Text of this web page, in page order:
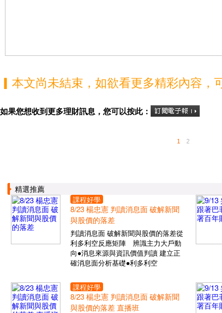
▎本文尚未結束，如欲看更多精彩內容，
如果您想收到更多理財訊息，您可以按此：
1 2
精選推薦
課程好學
8/23 楊忠憲 判讀消息面 破解新聞
與股價的落差
判讀消息面 破解新聞與股價的落差從
利多利空反應矩陣 辨識主力大戶動
向●消息來源與資訊價值判讀 建立正
確消息面分析基礎●利多利空
課程好學
8/23 楊忠憲 判讀消息面 破解新聞
與股價的落差 直播班